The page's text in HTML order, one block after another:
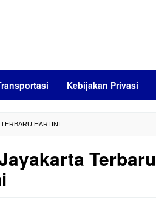
Kebijakan Privasi
HARI INI
Terbaru